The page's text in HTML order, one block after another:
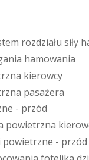
tem rozdziału siły h
ania hamowania
rzna kierowcy
rzna pasażera
ne - przód
powietrzna kierow
powietrzne - przód